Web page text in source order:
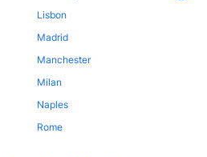
Lisbon
Madrid
Manchester
Milan
Naples
Rome